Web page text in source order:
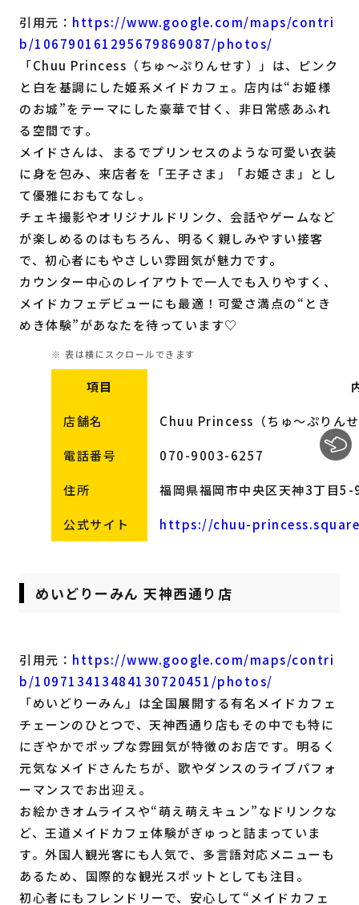
引用元： https://www.google.com/maps/contri
b/106790161295679869087/photos/
「Chuu Princess（ちゅ〜ぷりんせす）」は、ピンク
と白を基調にした姫系メイドカフェ。店内は“お姫様
のお城”をテーマにした豪華で甘く、非日常感あふれ
る空間です。
メイドさんは、まるでプリンセスのような可愛い衣装
に身を包み、来店者を「王子さま」「お姫さま」とし
て優雅におもてなし。
チェキ撮影やオリジナルドリンク、会話やゲームなど
が楽しめるのはもちろん、明るく親しみやすい接客
で、初心者にもやさしい雰囲気が魅力です。
カウンター中心のレイアウトで一人でも入りやすく、
メイドカフェデビューにも最適！可愛さ満点の“とき
めき体験”があなたを待っています♡
項目
店舗名 Chuu Princess（ちゅ〜ぷりん
電話番号 070-9003-6257
住所 福岡県福岡市中央区天神3丁目5-
公式サイト https://chuu-
めいどりーみん 天神西通り店
引用元： https://www.google.com/maps/contri
b/109713413484130720451/photos/
「めいどりーみん」は全国展開する有名メイドカフェ
チェーンのひとつで、天神西通り店もその中でも特に
にぎやかでポップな雰囲気が特徴のお店です。明るく
元気なメイドさんたちが、歌やダンスのライブパフォ
ーマンスでお出迎え。
お絵かきオムライスや“萌え萌えキュン”なドリンクな
ど、王道メイドカフェ体験がぎゅっと詰まっていま
す。外国人観光客にも人気で、多言語対応メニューも
あるため、国際的な観光スポットとしても注目。
初心者にもフレンドリーで、安心して“メイドカフェ